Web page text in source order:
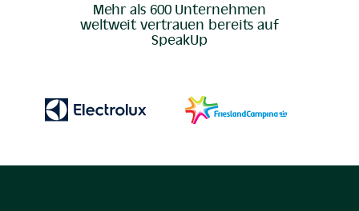
Mehr als 600 Unternehmen
weltweit vertrauen bereits auf
SpeakUp